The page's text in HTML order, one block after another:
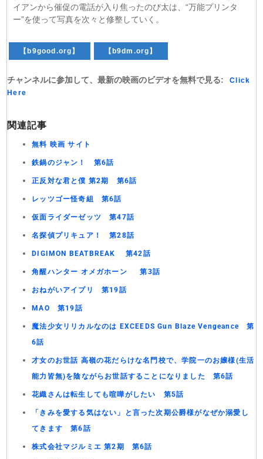
イアンから催促の電話が入り焦ったのび太は、“万能プリンタ
ー”を使って写真を次々と修整していく。
【b9good.org】 【b9dm.org】
チャンネルに参加して、最新の映画のビデオを無料で見る:
Click
Here
関連記事
無料 映画 サイト
鉄鍋のジャン！ 第6話
正反対な君と僕 第2期 第6話
レッツゴー怪奇組 第6話
仮面ライダーゼッツ 第47話
名探偵プリキュア！ 第28話
DIGIMON BEATBREAK 第42話
角醒ハンター オメガホーン 第3話
おねがいアイプリ 第19話
MAO 第19話
魔法少女リリカルなのは EXCEEDS Gun Blaze Vengeance 第
6話
才女のお世話 高嶺の花だらけな名門校で、学院一のお嬢様(生活
能力皆無)を陰ながらお世話することになりました 第6話
花織さんは転生しても喧嘩がしたい 第5話
「きみを愛する気はない」と言った次期公爵様がなぜか溺愛し
てきます 第6話
株式会社マジルミエ 第2期 第6話